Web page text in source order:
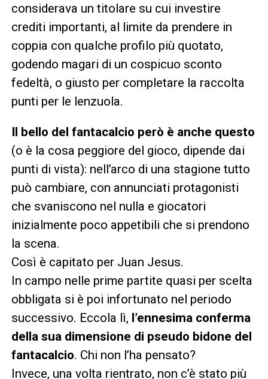
considerava un titolare su cui investire
crediti importanti, al limite da prendere in
coppia con qualche profilo più quotato,
godendo magari di un cospicuo sconto
fedeltà, o giusto per completare la raccolta
punti per le lenzuola.
Il bello del fantacalcio però è anche questo
(o è la cosa peggiore del gioco, dipende dai
punti di vista): nell’arco di una stagione tutto
può cambiare, con annunciati protagonisti
che svaniscono nel nulla e giocatori
inizialmente poco appetibili che si prendono
la scena.
Così è capitato per Juan Jesus.
In campo nelle prime partite quasi per scelta
obbligata si è poi infortunato nel periodo
successivo. Eccola lì, l’ennesima conferma
della sua dimensione di pseudo bidone del
fantacalcio. Chi non l’ha pensato?
Invece, una volta rientrato, non c’è stato più